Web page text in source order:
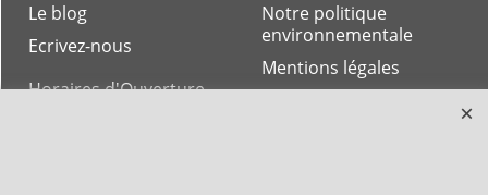
Notre politique
environnementale
Mentions légales
Le blog
Ecrivez-nous
Horaires d'Ouverture -